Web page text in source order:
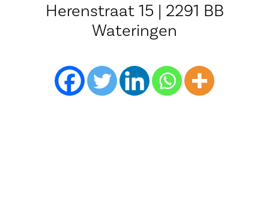
Herenstraat 15 | 2291 BB
Wateringen